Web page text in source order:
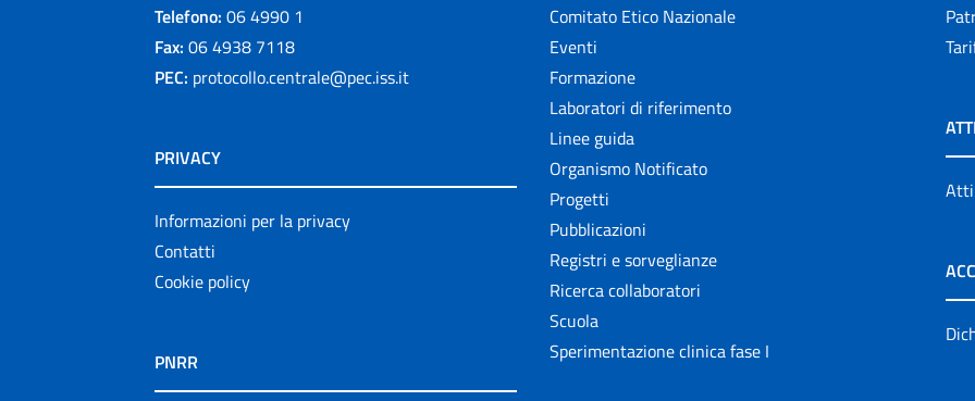
Telefono: 06 4990 1
Fax: 06 4938 7118
PEC: protocollo.centrale@pec.iss.it
PRIVACY
Informazioni per la privacy
Contatti
Cookie policy
PNRR
Comitato Etico Nazionale
Eventi
Formazione
Laboratori di riferimento
Linee guida
Organismo Notificato
Progetti
Pubblicazioni
Registri e sorveglianze
Ricerca collaboratori
Scuola
Sperimentazione clinica fase I
Atti